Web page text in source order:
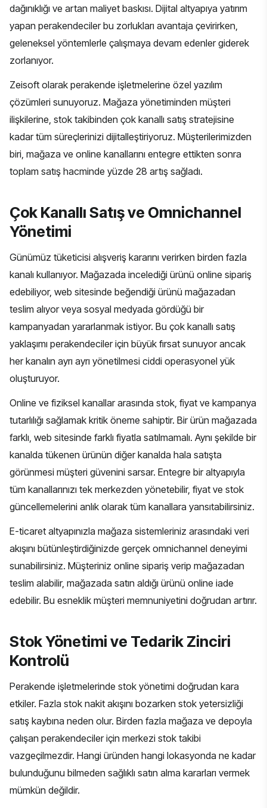
dağınıklığı ve artan maliyet baskısı. Dijital altyapıya yatırım
yapan perakendeciler bu zorlukları avantaja çevirirken,
geleneksel yöntemlerle çalışmaya devam edenler giderek
zorlanıyor.
Zeisoft olarak perakende işletmelerine özel yazılım
çözümleri sunuyoruz. Mağaza yönetiminden müşteri
ilişkilerine, stok takibinden çok kanallı satış stratejisine
kadar tüm süreçlerinizi dijitalleştiriyoruz. Müşterilerimizden
biri, mağaza ve online kanallarını entegre ettikten sonra
toplam satış hacminde yüzde 28 artış sağladı.
Çok Kanallı Satış ve Omnichannel
Yönetimi
Günümüz tüketicisi alışveriş kararını verirken birden fazla
kanalı kullanıyor. Mağazada incelediği ürünü online sipariş
edebiliyor, web sitesinde beğendiği ürünü mağazadan
teslim alıyor veya sosyal medyada gördüğü bir
kampanyadan yararlanmak istiyor. Bu çok kanallı satış
yaklaşımı perakendeciler için büyük fırsat sunuyor ancak
her kanalın ayrı ayrı yönetilmesi ciddi operasyonel yük
oluşturuyor.
Online ve fiziksel kanallar arasında stok, fiyat ve kampanya
tutarlılığı sağlamak kritik öneme sahiptir. Bir ürün mağazada
farklı, web sitesinde farklı fiyatla satılmamalı. Aynı şekilde bir
kanalda tükenen ürünün diğer kanalda hala satışta
görünmesi müşteri güvenini sarsar. Entegre bir altyapıyla
tüm kanallarınızı tek merkezden yönetebilir, fiyat ve stok
güncellemelerini anlık olarak tüm kanallara yansıtabilirsiniz.
E-ticaret altyapınızla mağaza sistemleriniz arasındaki veri
akışını bütünleştirdiğinizde gerçek omnichannel deneyimi
sunabilirsiniz. Müşteriniz online sipariş verip mağazadan
teslim alabilir, mağazada satın aldığı ürünü online iade
edebilir. Bu esneklik müşteri memnuniyetini doğrudan artırır.
Stok Yönetimi ve Tedarik Zinciri
Kontrolü
Perakende işletmelerinde stok yönetimi doğrudan kara
etkiler. Fazla stok nakit akışını bozarken stok yetersizliği
satış kaybına neden olur. Birden fazla mağaza ve depoyla
çalışan perakendeciler için merkezi stok takibi
vazgeçilmezdir. Hangi üründen hangi lokasyonda ne kadar
bulunduğunu bilmeden sağlıklı satın alma kararları vermek
mümkün değildir.